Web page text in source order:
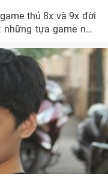
thủ 8x và 9x đời
tựa game này